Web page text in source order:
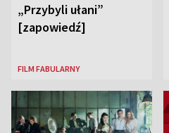
„Przybyli ułani”
[zapowiedź]
FILM FABULARNY